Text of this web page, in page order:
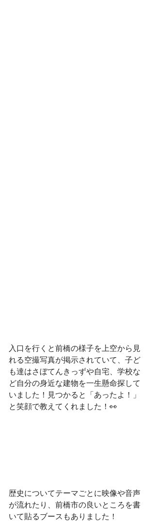
入口を行くと前橋の様子を上空から見
れる空撮写真が掲示されていて、子ど
も達はさぼてんきっずや自宅、学校な
ど自分の身近な建物を一生懸命探して
いました！見つかると「あったよ！」
と笑顔で教えてくれました！👀
歴史についてテーマごとに映像や音声
が流れたり、前橋市の良いところを書
いて貼るブースもありました！